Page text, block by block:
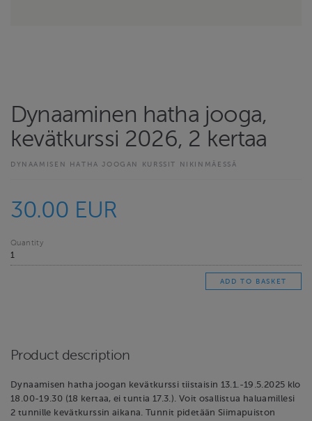
Dynaaminen hatha jooga,
kevätkurssi 2026, 2 kertaa
DYNAAMISEN HATHA JOOGAN KURSSIT NIKINMÄESSÄ
30.00 EUR
Quantity
Product description
Dynaamisen hatha joogan kevätkurssi tiistaisin 13.1.-19.5.2025 klo
18.00-19.30 (18 kertaa, ei tuntia 17.3.). Voit osallistua haluamillesi
2 tunnille kevätkurssin aikana. Tunnit pidetään Siimapuiston